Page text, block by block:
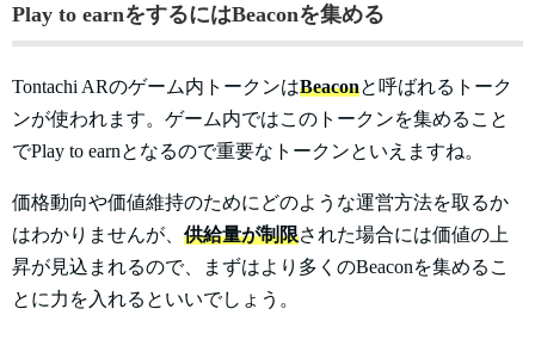
Play to earnをするにはBeaconを集める
Tontachi ARのゲーム内トークンはBeaconと呼ばれるトーク
ンが使われます。ゲーム内ではこのトークンを集めること
でPlay to earnとなるので重要なトークンといえますね。
価格動向や価値維持のためにどのような運営方法を取るか
はわかりませんが、 供給量が制限された場合には価値の上
昇が見込まれるので、まずはより多くのBeaconを集めるこ
とに力を入れるといいでしょう。